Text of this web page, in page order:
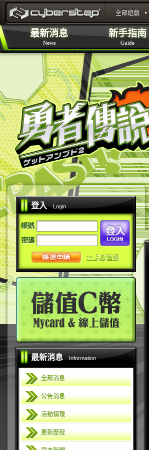
勇者傳說Online 官方網站 :
layout_portal_title
全部遊戲
最新消息
News
新手指南
Guide
官方新聞 開始遊戲
登入 Login
>> 忘記密碼
最新消息 Information
dummy
全部消息
公告消息
活動情報
更新歷程